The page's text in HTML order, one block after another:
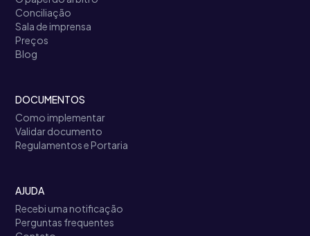
Conciliação
Sala de imprensa
Preços
Blog
DOCUMENTOS
Como implementar
Validar documento
Regulamentos e Portaria
AJUDA
Recebi uma notificação
Perguntas frequentes